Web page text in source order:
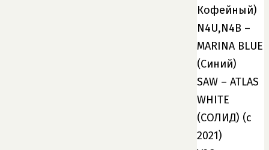
Кофейный)
N4U,N4B –
MARINA BLUE
(Синий)
SAW – ATLAS
WHITE
(СОЛИД) (с
2021)